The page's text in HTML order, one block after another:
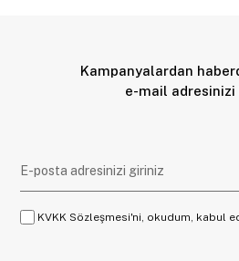
Kampanyalardan
e-mail adresinizi
KVKK Sözleşmesi'ni, okudum, kabul